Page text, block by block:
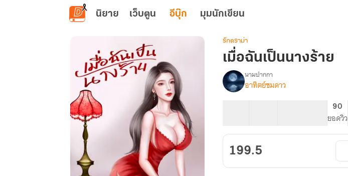
ข้ามไปยังเนื้อหาหลัก
นิยาย เว็บตูน อีบุ๊ก มุมนักเขียน
รักดราม่า
เมื่อฉันเป็นนางร้าย
เรื่อง
เมื่อ
ร้าย
นามปากกา
อาทิตย์ชมดาว
90
ยอดวิว
199.5